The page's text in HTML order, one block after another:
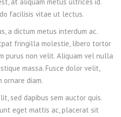
facilisis vitae ut lectus.
a dictum metus interdum ac.
fringilla molestie, libero tortor
purus non velit. Aliquam vel nulla
massa. Fusce dolor velit,
diam.
sed dapibus sem auctor quis.
eget mattis ac, placerat sit